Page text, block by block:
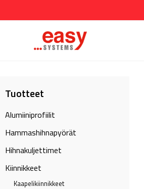
Tuotteet
Alumiiniprofiilit
Hammashihnapyörät
Hihnakuljettimet
Kiinnikkeet
Kaapeli­kiinnikkeet